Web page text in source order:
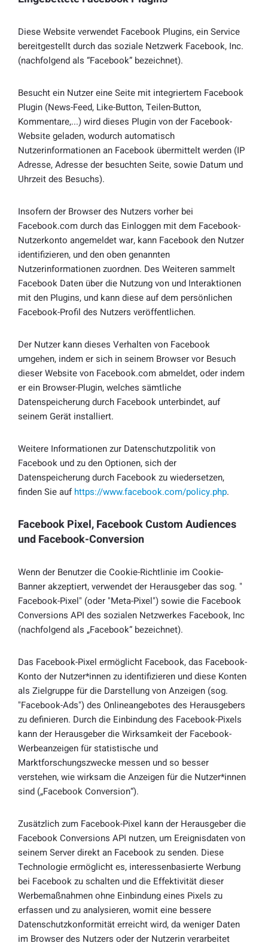
Diese Website verwendet Facebook Plugins, ein Service
bereitgestellt durch das soziale Netzwerk Facebook, Inc.
(nachfolgend als “Facebook” bezeichnet).
Besucht ein Nutzer eine Seite mit integriertem Facebook
Plugin (News-Feed, Like-Button, Teilen-Button,
Kommentare,...) wird dieses Plugin von der Facebook-
Website geladen, wodurch automatisch
Nutzerinformationen an Facebook übermittelt werden (IP
Adresse, Adresse der besuchten Seite, sowie Datum und
Uhrzeit des Besuchs).
Insofern der Browser des Nutzers vorher bei
Facebook.com durch das Einloggen mit dem Facebook-
Nutzerkonto angemeldet war, kann Facebook den Nutzer
identifizieren, und den oben genannten
Nutzerinformationen zuordnen. Des Weiteren sammelt
Facebook Daten über die Nutzung von und Interaktionen
mit den Plugins, und kann diese auf dem persönlichen
Facebook-Profil des Nutzers veröffentlichen.
Der Nutzer kann dieses Verhalten von Facebook
umgehen, indem er sich in seinem Browser vor Besuch
dieser Website von Facebook.com abmeldet, oder indem
er ein Browser-Plugin, welches sämtliche
Datenspeicherung durch Facebook unterbindet, auf
seinem Gerät installiert.
Weitere Informationen zur Datenschutzpolitik von
Facebook und zu den Optionen, sich der
Datenspeicherung durch Facebook zu wiedersetzen,
finden Sie aufhttps://www.facebook.com/policy.php.
Facebook Pixel, Facebook Custom Audiences
und Facebook-Conversion
Wenn der Benutzer die Cookie-Richtlinie im Cookie-
Banner akzeptiert, verwendet der Herausgeber das sog. "
Facebook-Pixel" (oder "Meta-Pixel") sowie die Facebook
Conversions API des sozialen Netzwerkes Facebook, Inc
(nachfolgend als „Facebook“ bezeichnet).
Das Facebook-Pixel ermöglicht Facebook, das Facebook-
Konto der Nutzer*innen zu identifizieren und diese Konten
als Zielgruppe für die Darstellung von Anzeigen (sog.
"Facebook-Ads") des Onlineangebotes des Herausgebers
zu definieren. Durch die Einbindung des Facebook-Pixels
kann der Herausgeber die Wirksamkeit der Facebook-
Werbeanzeigen für statistische und
Marktforschungszwecke messen und so besser
verstehen, wie wirksam die Anzeigen für die Nutzer*innen
sind („Facebook Conversion“).
Zusätzlich zum Facebook-Pixel kann der Herausgeber die
Facebook Conversions API nutzen, um Ereignisdaten von
seinem Server direkt an Facebook zu senden. Diese
Technologie ermöglicht es, interessenbasierte Werbung
bei Facebook zu schalten und die Effektivität dieser
Werbemaßnahmen ohne Einbindung eines Pixels zu
erfassen und zu analysieren, womit eine bessere
Datenschutzkonformität erreicht wird, da weniger Daten
im Browser des Nutzers oder der Nutzerin verarbeitet